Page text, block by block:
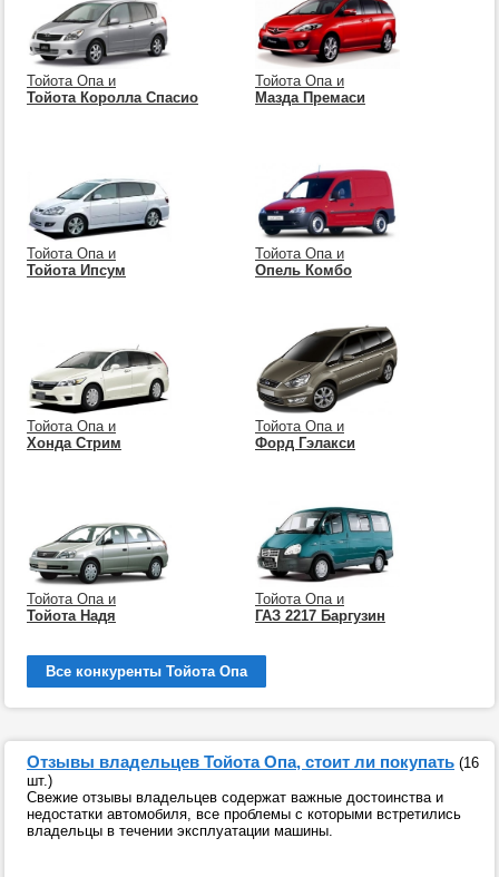
Тойота Опа и
Тойота Королла Спасио
Тойота Опа и
Мазда Премаси
Тойота Опа и
Тойота Ипсум
Тойота Опа и
Опель Комбо
Тойота Опа и
Хонда Стрим
Тойота Опа и
Форд Гэлакси
Тойота Опа и
Тойота Надя
Тойота Опа и
ГАЗ 2217 Баргузин
Все конкуренты Тойота Опа
Отзывы владельцев Тойота Опа, стоит ли покупать (16
шт.)
Свежие отзывы владельцев содержат важные достоинства и
недостатки автомобиля, все проблемы с которыми встретились
владельцы в течении эксплуатации машины.